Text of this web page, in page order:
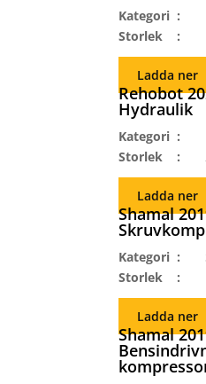
Kategori
Storlek
Ladda ner
Rehobot
Hydraulik
Kategori
Storlek
Ladda ner
Shamal
Kategori
Storlek
Ladda ner
Shamal